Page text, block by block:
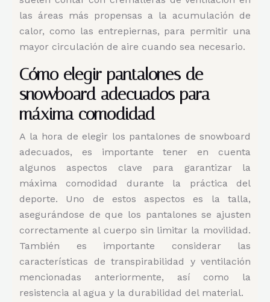
las áreas más propensas a la acumulación de
calor, como las entrepiernas, para permitir una
mayor circulación de aire cuando sea necesario.
Cómo elegir pantalones de
snowboard adecuados para
máxima comodidad
A la hora de elegir los pantalones de snowboard
adecuados, es importante tener en cuenta
algunos aspectos clave para garantizar la
máxima comodidad durante la práctica del
deporte. Uno de estos aspectos es la talla,
asegurándose de que los pantalones se ajusten
correctamente al cuerpo sin limitar la movilidad.
También es importante considerar las
características de transpirabilidad y ventilación
mencionadas anteriormente, así como la
resistencia al agua y la durabilidad del material.